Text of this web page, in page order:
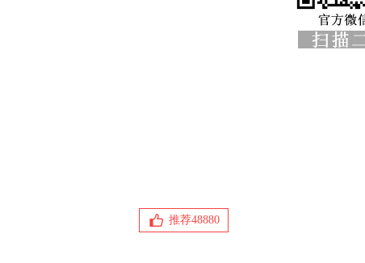
推荐48880